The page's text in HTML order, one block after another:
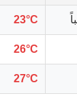
23°C
26°C
27°C